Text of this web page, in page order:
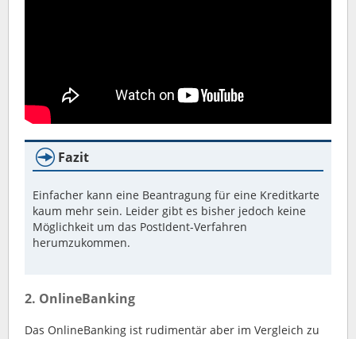
Fazit
Einfacher kann eine Beantragung für eine Kreditkarte
kaum mehr sein. Leider gibt es bisher jedoch keine
Möglichkeit um das PostIdent-Verfahren
herumzukommen.
2. OnlineBanking
Das OnlineBanking ist rudimentär aber im Vergleich zu